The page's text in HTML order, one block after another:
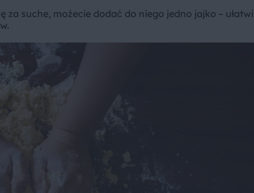
za suche, możecie dodać do niego jedno jajko – ułatwi